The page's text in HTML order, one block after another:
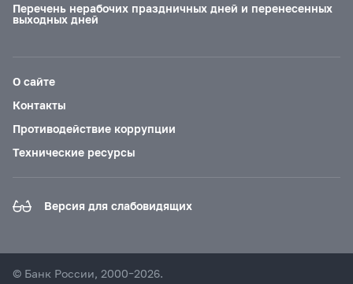
Перечень нерабочих праздничных дней и перенесенных
выходных дней
О сайте
Контакты
Противодействие коррупции
Технические ресурсы
Версия для слабовидящих
© Банк России, 2000–2026.